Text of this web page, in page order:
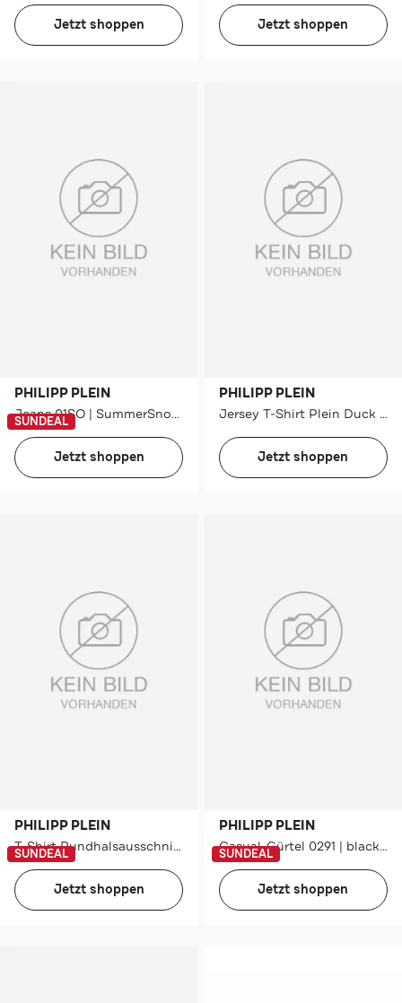
Jetzt shoppen Jetzt shoppen
PHILIPP PLEIN
Jeans 01SO | SummerSnow Straight
SUNDEAL
Jetzt shoppen
PHILIPP PLEIN
Jersey T-Shirt Plein Duck Skull
Jetzt shoppen
PHILIPP PLEIN
T-Shirt Rundhalsausschnitt Ss
SUNDEAL
Jetzt shoppen
PHILIPP PLEIN
Casual-Gürtel 0291 | black/nickel
SUNDEAL
Jetzt shoppen